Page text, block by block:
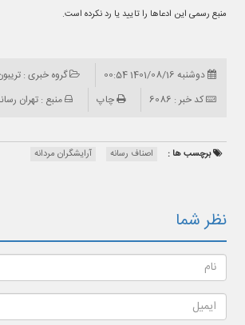
منبع رسمی این ادعاها را تایید یا رد نکرده است.
دوشنبه 1401/08/16 00:54
گروه خبری :
کد خبر : 6086
چاپ منبع : تهران
برچسب ها : اصناف رسانه آرایشگران مردانه
نظر شما